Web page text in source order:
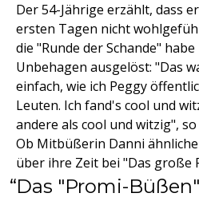
Der 54-Jährige erzählt, dass
ersten Tagen nicht
die "Runde der Schande"
Unbehagen ausgelöst: "Das
einfach, wie ich Peggy
Leuten. Ich fand's cool und
andere als cool und witzig", so
Ob Mitbüßerin Danni
über ihre Zeit bei "Das große
Das "Promi-